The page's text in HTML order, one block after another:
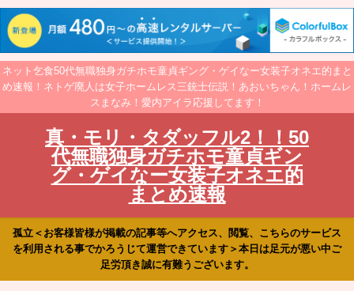
ネット乞食50代無職独身ガチホモ童貞ギング・ゲイなー女装子オネエ的まと
め速報！ネトゲ廃人は女子ホームレス三銃士伝説！あおいちゃん！ホームレ
スまなみ！愛内アイラ応援してます！
真・モリ・タダッフル2！！50
代無職独身ガチホモ童貞ギン
グ・ゲイなー女装子オネエ的
まとめ速報
孤立＜お客様皆様が掲載の記事等へアクセス、閲覧、こちらのサービス
を利用される事でかろうじて運営できています＞本日は足元が悪い中ご
足労頂き誠に有難うございます。